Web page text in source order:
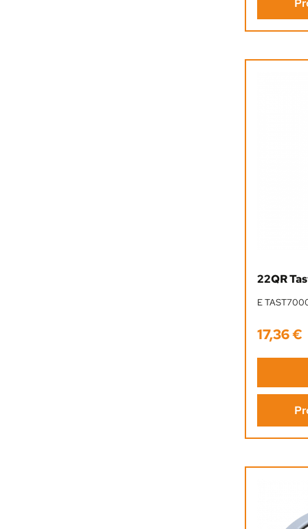
22QR
E
Regulärer
17,36 €